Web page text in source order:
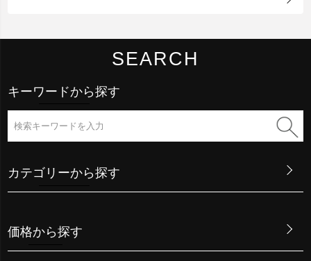
SEARCH
キーワードから探す
カテゴリーから探す
価格から探す